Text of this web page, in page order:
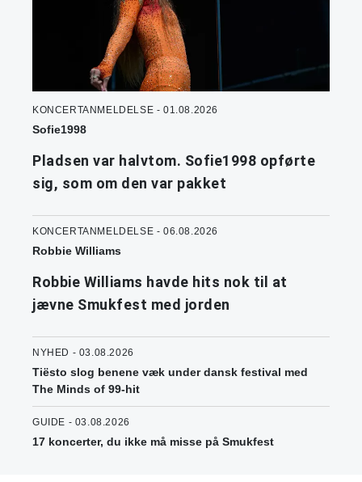
KONCERTANMELDELSE - 01.08.2026
Sofie1998
Pladsen var halvtom. Sofie1998 opførte
sig, som om den var pakket
KONCERTANMELDELSE - 06.08.2026
Robbie Williams
Robbie Williams havde hits nok til at
jævne Smukfest med jorden
NYHED - 03.08.2026
Tiësto slog benene væk under dansk festival med
The Minds of 99-hit
GUIDE - 03.08.2026
17 koncerter, du ikke må misse på Smukfest